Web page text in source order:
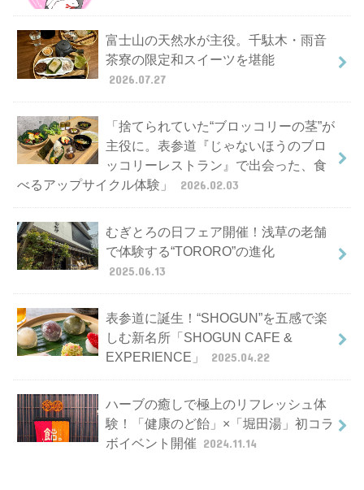
富士山の天然水が主役。千駄木・雨音
茶寮の限定和スイーツを堪能
2026.07.27
「捨てられていた“ブロッコリーの茎”が
主役に。表参道『じゃないほうのブロ
ッコリーレストラン』で出会った、食
べるアップサイクル体験」
2026.02.03
むぎとろの日フェア開催！浅草の老舗
で体験する“TORORO”の進化
2025.06.13
表参道に誕生！“SHOGUN”を五感で楽
しむ新名所「SHOGUN CAFE &
EXPERIENCE」
2025.04.22
ハーブの癒しで極上のリフレッシュ体
験！「健康のど飴」×「堀田湯」初コラ
ボイベント開催 2024.11.14